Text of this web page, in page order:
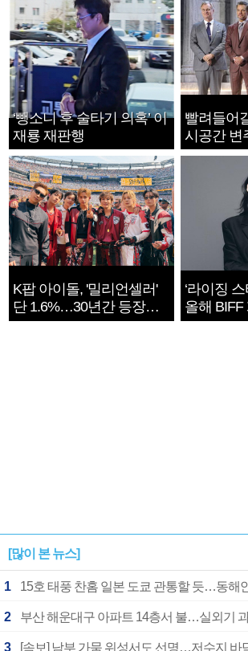
‘뺑소니 후 술타기 의혹’ 이
재룡 재판행
빨려들어
시공간
지는 ‘전쟁
K팝 아이돌, '밀리언셀러'
단 1.6%…30년간 등장
1182개팀 전수조사
‘라이징
올해 BIFF
확정
[많이 본 뉴스]
1 15호 태풍 찬홈 일본 도쿄 관통할 듯…동해
2 부산 해운대구 아파트 14층서 불…실외기
3 [속보] 남부 가뭄 위성서도 선명…저수지 바